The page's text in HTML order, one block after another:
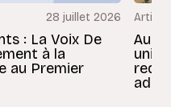
28 juillet 2026
: La Voix De
à la
au Premier
Article
Au